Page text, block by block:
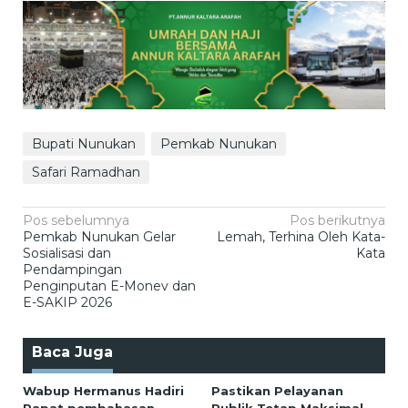
Bupati Nunukan
Pemkab Nunukan
Safari Ramadhan
Navigasi
pos
Pos sebelumnya
Pemkab Nunukan Gelar
Sosialisasi dan
Pendampingan
Penginputan E-Monev dan
E-SAKIP 2026
Pos berikutnya
Lemah, Terhina Oleh Kata-
Kata
Baca Juga
Wabup Hermanus Hadiri
Pastikan Pelayanan